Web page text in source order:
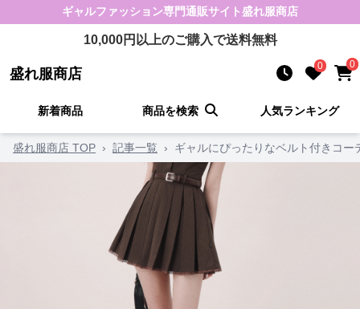
ギャルファッション専門通販サイト盛れ服商店
10,000円以上のご購入で送料無料
盛れ服商店 0 0
新着商品 商品を検索 人気ランキング
盛れ服商店 TOP › 記事一覧 › ギャルにぴったりなベルト付きコ